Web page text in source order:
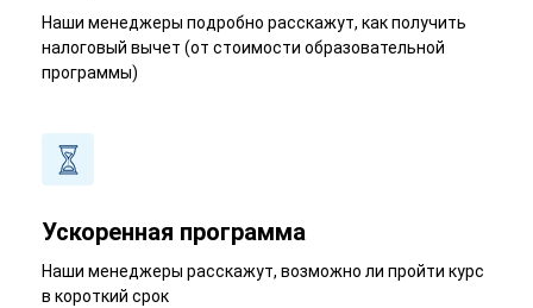
Наши менеджеры подробно расскажут, как получить
налоговый вычет (от стоимости образовательной
программы)
Ускоренная программа
Наши менеджеры расскажут, возможно ли пройти курс
в короткий срок